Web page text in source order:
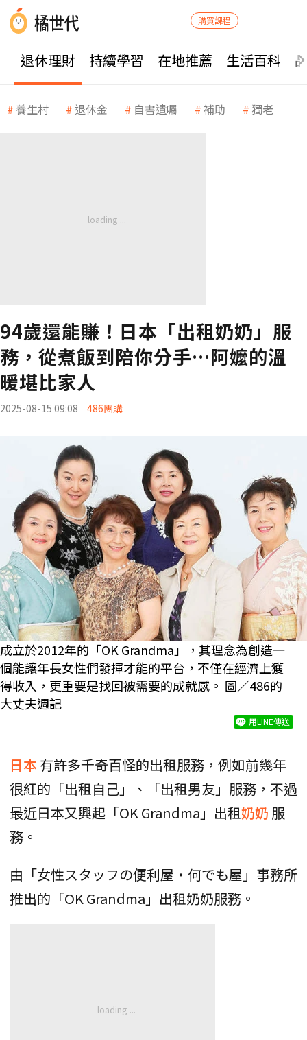
購買課程
退休理財 持續學習 在地推薦 生活百科
養生村 退休金 自書遺囑 補助 獨老
94歲還能賺！日本「出租奶奶」服
務，從煮飯到陪你分手…阿嬤的溫
暖堪比家人
2025-08-15 09:08 486團購
成立於2012年的「OK Grandma」，其理念為創造一
個能讓年長女性們發揮才能的平台，不僅在經濟上獲
得收入，更重要是找回被需要的成就感。 圖／486的
大丈夫週記
用LINE傳送
日本有許多千奇百怪的出租服務，例如前幾年
很紅的「出租自己」、「出租男友」服務，不過
最近日本又興起「OK Grandma」出租奶奶 服
務。
由「女性スタッフの便利屋・何でも屋」事務所
推出的「OK Grandma」出租奶奶服務。